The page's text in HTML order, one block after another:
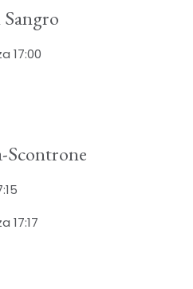
17:00
Scontrone
17:17